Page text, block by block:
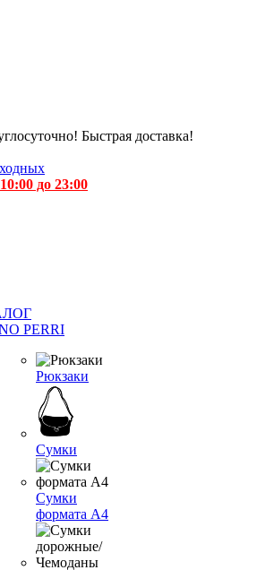
Быстрая доставка!
до 23:00
PERRI
Рюкзаки
Сумки
Сумки
формата А4